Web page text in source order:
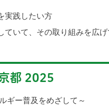
実践したい方
ていて、その取り組みを広
都 2025
ギー普及をめざして～